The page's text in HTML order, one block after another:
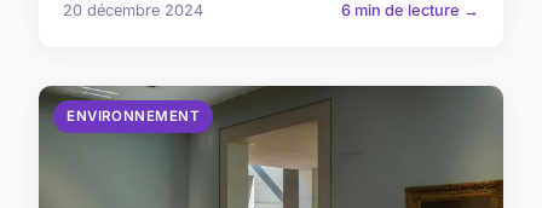
20 décembre 2024 6 min de lecture →
ENVIRONNEMENT